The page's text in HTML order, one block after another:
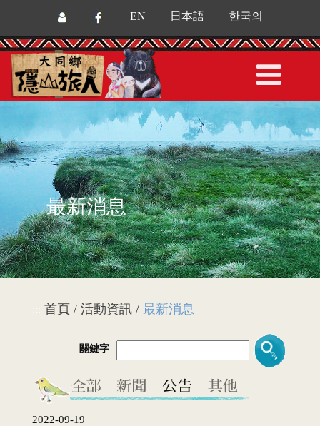
EN 日本語 한국의
最新消息
首頁 / 活動資訊 / 最新消息
關鍵字
2022-09-19